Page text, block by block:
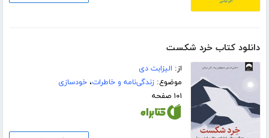
دانلود کتاب خرد شکست
از: الیزابت دی
موضوع:زندگی‌نامه و خاطرات،خودسازی
۱۰۱ صفحه